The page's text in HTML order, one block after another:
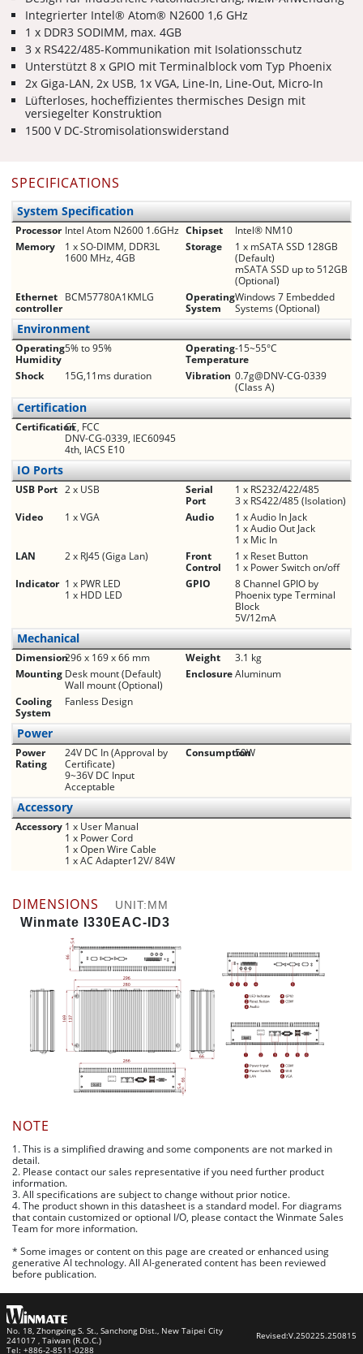
Integrierter Intel® Atom® N2600 1,6 GHz
1 x DDR3 SODIMM, max. 4GB
3 x RS422/485-Kommunikation mit Isolationsschutz
Unterstützt 8 x GPIO mit Terminalblock vom Typ Phoenix
2x Giga-LAN, 2x USB, 1x VGA, Line-In, Line-Out, Micro-In
Lüfterloses, hocheffizientes thermisches Design mit
versiegelter Konstruktion
1500 V DC-Stromisolationswiderstand
SPECIFICATIONS
System Specification
Processor Intel Atom N2600 1.6GHz Chipset
Intel® NM10
Memory
1 x SO-DIMM, DDR3L
1600 MHz, 4GB
Storage
1 x mSATA SSD 128GB
(Default)
mSATA SSD up to 512GB
(Optional)
Ethernet
controller
BCM57780A1KMLG
Operating
System
Windows 7 Embedded
Systems (Optional)
Environment
Operating
Humidity
5% to 95%
Operating
Temperature
-15~55°C
Shock
15G,11ms duration Vibration 0.7g@DNV-CG-0339
(Class A)
Certification
CertificationCE, FCC
DNV-CG-0339, IEC60945
4th, IACS E10
IO Ports
USB Port 2 x USB
Serial
Port
1 x RS232/422/485
3 x RS422/485 (Isolation)
Video
1 x VGA Audio
1 x Audio In Jack
1 x Audio Out Jack
1 x Mic In
LAN
2 x RJ45 (Giga Lan)
Front
Control
1 x Reset Button
1 x Power Switch on/off
Indicator 1 x PWR LED
1 x HDD LED
GPIO
8 Channel GPIO by
Phoenix type Terminal
Block
5V/12mA
Mechanical
Dimension296 x 169 x 66 mm Weight
3.1 kg
Mounting Desk mount (Default)
Wall mount (Optional)
EnclosureAluminum
Cooling
System
Fanless Design
Power
Power
Rating
24V DC In (Approval by
Certificate)
9~36V DC Input
Acceptable
Consumption
50W
Accessory
Accessory 1 x User Manual
1 x Power Cord
1 x Open Wire Cable
1 x AC Adapter12V/ 84W
DIMENSIONS UNIT:MM
Winmate I330EAC-ID3
NOTE
1. This is a simplified drawing and some components are not marked in
detail.
2. Please contact our sales representative if you need further product
information.
3. All specifications are subject to change without prior notice.
4. The product shown in this datasheet is a standard model. For diagrams
that contain customized or optional I/O, please contact the Winmate Sales
Team for more information.
* Some images or content on this page are created or enhanced using
generative AI technology. All AI-generated content has been reviewed
before publication.
No. 18, Zhongxing S. St., Sanchong Dist., New Taipei City
241017 , Taiwan (R.O.C.)
Tel: +886-2-8511-0288
Revised:V.250225.250815